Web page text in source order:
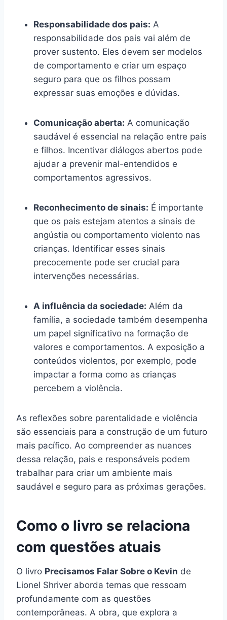
Responsabilidade dos pais: A
responsabilidade dos pais vai além de
prover sustento. Eles devem ser modelos
de comportamento e criar um espaço
seguro para que os filhos possam
expressar suas emoções e dúvidas.
Comunicação aberta: A comunicação
saudável é essencial na relação entre pais
e filhos. Incentivar diálogos abertos pode
ajudar a prevenir mal-entendidos e
comportamentos agressivos.
Reconhecimento de sinais: É importante
que os pais estejam atentos a sinais de
angústia ou comportamento violento nas
crianças. Identificar esses sinais
precocemente pode ser crucial para
intervenções necessárias.
A influência da sociedade: Além da
família, a sociedade também desempenha
um papel significativo na formação de
valores e comportamentos. A exposição a
conteúdos violentos, por exemplo, pode
impactar a forma como as crianças
percebem a violência.
As reflexões sobre parentalidade e violência
são essenciais para a construção de um futuro
mais pacífico. Ao compreender as nuances
dessa relação, pais e responsáveis podem
trabalhar para criar um ambiente mais
saudável e seguro para as próximas gerações.
Como o livro se relaciona
com questões atuais
O livro Precisamos Falar Sobre o Kevin de
Lionel Shriver aborda temas que ressoam
profundamente com as questões
contemporâneas. A obra, que explora a